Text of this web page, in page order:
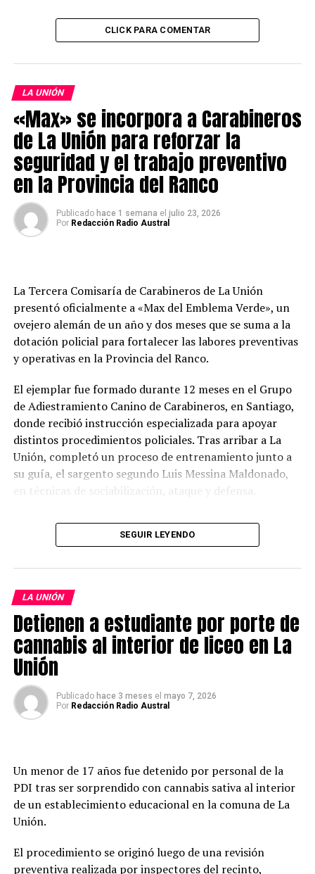
CLICK PARA COMENTAR
LA UNIÓN
«Max» se incorpora a Carabineros
de La Unión para reforzar la
seguridad y el trabajo preventivo
en la Provincia del Ranco
Publicado hace 1 semana el julio 23, 2026
Por Redacción Radio Austral
La Tercera Comisaría de Carabineros de La Unión
presentó oficialmente a «Max del Emblema Verde», un
ovejero alemán de un año y dos meses que se suma a la
dotación policial para fortalecer las labores preventivas
y operativas en la Provincia del Ranco.
El ejemplar fue formado durante 12 meses en el Grupo
de Adiestramiento Canino de Carabineros, en Santiago,
donde recibió instrucción especializada para apoyar
distintos procedimientos policiales. Tras arribar a La
Unión, completó un proceso de entrenamiento junto a
su guía, el sargento segundo Luis Messina Maldonado,
en técnicas de sociabilización, ataque y defensa.
Gracias a esa preparación, Max participará en
patrullajes de infantería, control de muchedumbres,
contribuyendo al trabajo preventivo que desarrolla la
institución en la provincia.
El comisario de la Tercera Comisaría de La Unión, mayor
César Henríquez, valoró la incorporación del nuevo
integrante institucional y destacó que, además de
cumplir funciones operativas, será un importante nexo
con la comunidad.
«Hay incorporaciones que llegan para cumplir una
especial. Él es Max, el nuevo integrante de Carabineros
de La Unión», señaló el oficial.
Asimismo, indicó que el can «no usa uniforme, no
entusiasmo ya comenzó a ganarse el cariño de todos».
SEGUIR LEYENDO
LA UNIÓN
Detienen a estudiante por porte de
cannabis al interior de liceo en La
Unión
Publicado hace 3 meses el mayo 7, 2026
Por Redacción Radio Austral
Un menor de 17 años fue detenido por personal de la
PDI tras ser sorprendido con cannabis sativa al interior
de un establecimiento educacional en la comuna de La
Unión.
El procedimiento se originó luego de una revisión
preventiva realizada por inspectores del recinto,